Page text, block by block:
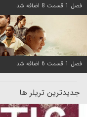
فصل 1 قسمت 8 اضافه شد
فصل 1 قسمت 6 اضافه شد
جدیدترین تریلر ها